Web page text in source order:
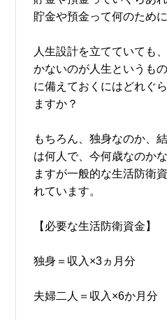
貯金や預金って何のため
人生設計を立てていても
かないのが人生というも
に備えておくにはどれぐ
ますか？
もちろん、独身なのか、
は何人で、今何歳なのか
ますが一般的な生活防衛
れています。
【必要な生活防衛資金】
独身＝収入×3ヵ月分
夫婦二人＝収入×6か月分